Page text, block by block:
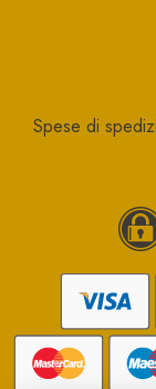
Spese di